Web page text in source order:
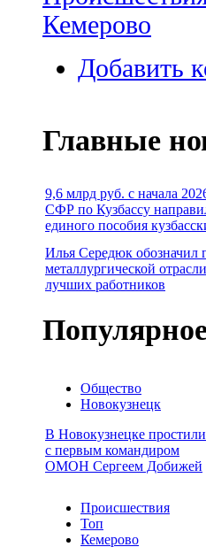
Кемерово
Добавить
Главные
9,6 млрд руб. с начала
СФР по Кузбассу
единого пособия
Илья Середюк обозначил
металлургической
лучших работников
Общество
Новокузнецк
В Новокузнецке
с первым командиром
ОМОН Сергеем Добижей
Происшествия
Топ
Кемерово